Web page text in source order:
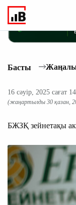
Басты
16 сәуір, 2025 сағат
(жаңартылды 30 қазан,
БЖЗҚ зейнетақы